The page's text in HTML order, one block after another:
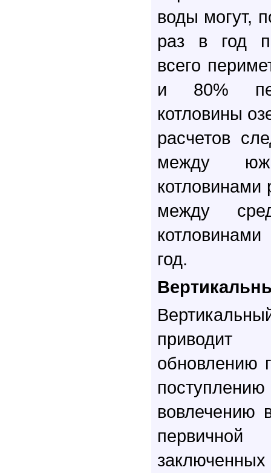
воды могут,
раз в год
всего
и 80%
котловины
расчетов
между
котловинами
между
год.
обновлению
вовлечению
заключенных